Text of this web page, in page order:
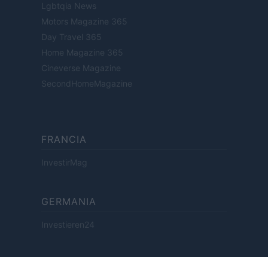
Lgbtqia News
Motors Magazine 365
Day Travel 365
Home Magazine 365
Cineverse Magazine
SecondHomeMagazine
FRANCIA
InvestirMag
GERMANIA
Investieren24